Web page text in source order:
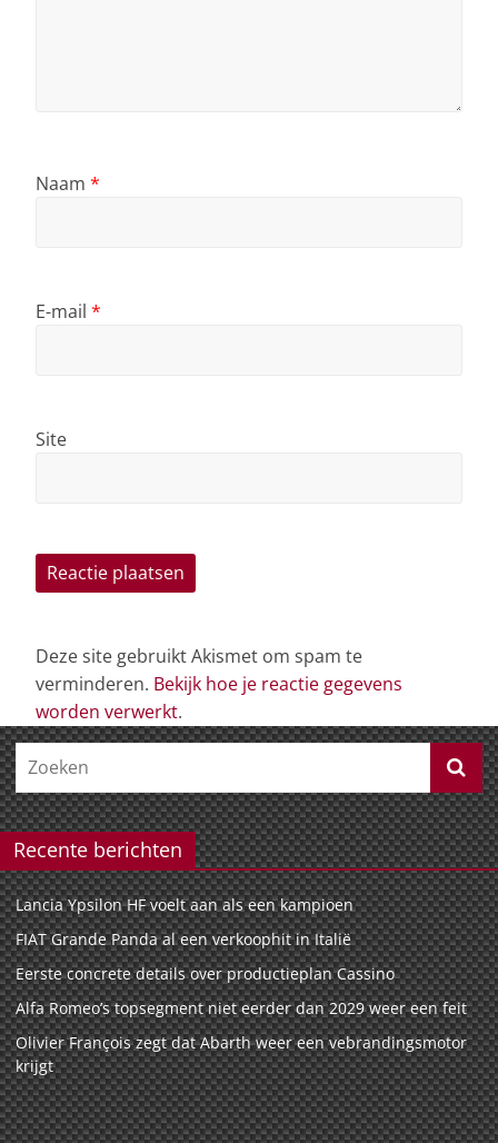
Naam *
E-mail *
Site
Deze site gebruikt Akismet om spam te
verminderen. Bekijk hoe je reactie gegevens
worden verwerkt.
Recente berichten
Lancia Ypsilon HF voelt aan als een kampioen
FIAT Grande Panda al een verkoophit in Italië
Eerste concrete details over productieplan Cassino
Alfa Romeo’s topsegment niet eerder dan 2029 weer een feit
Olivier François zegt dat Abarth weer een vebrandingsmotor
krijgt